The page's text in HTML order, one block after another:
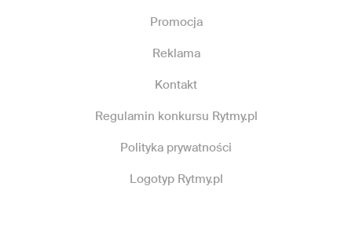
Promocja
Reklama
Kontakt
Regulamin konkursu Rytmy.pl
Polityka prywatności
Logotyp Rytmy.pl